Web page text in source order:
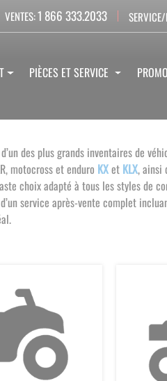
VENTES:1 866 333.2033
PIÈCES ET SERVICE
des plus grands inventaires de
motocross et enduro KXet KLX, ainsi
choix adapté à tous les styles de
service après-vente complet
.